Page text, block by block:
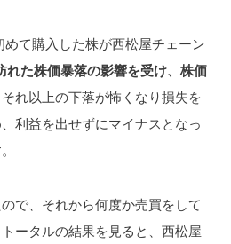
て購入した株が西松屋チェーン
れた株価暴落の影響を受け、株価
それ以上の下落が怖くなり損失を
利益を出せずにマイナスとなっ
で、それから何度か売買をして
ータルの結果を見ると、西松屋